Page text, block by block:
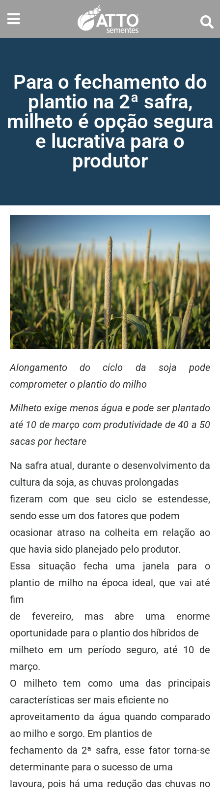
Para o fechamento do
plantio na 2ª safra,
milheto é opção segura
e lucrativa para o
produtor
Alongamento do ciclo da soja pode
comprometer o plantio do milho
Milheto exige menos água e pode ser plantado
até 10 de março com produtividade de 40 a 50
sacas por hectare
Na safra atual, durante o desenvolvimento da
cultura da soja, as chuvas prolongadas
fizeram com que seu ciclo se estendesse,
sendo esse um dos fatores que podem
ocasionar atraso na colheita em relação ao
que havia sido planejado pelo produtor.
Essa situação fecha uma janela para o
plantio de milho na época ideal, que vai até
fim
de fevereiro, mas abre uma enorme
oportunidade para o plantio dos híbridos de
milheto em um período seguro, até 10 de
março.
O milheto tem como uma das principais
características ser mais eficiente no
aproveitamento da água quando comparado
ao milho e sorgo. Em plantios de
fechamento da 2ª safra, esse fator torna-se
determinante para o sucesso de uma
lavoura, pois há uma redução das chuvas no